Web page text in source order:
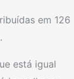
em 126
está igual